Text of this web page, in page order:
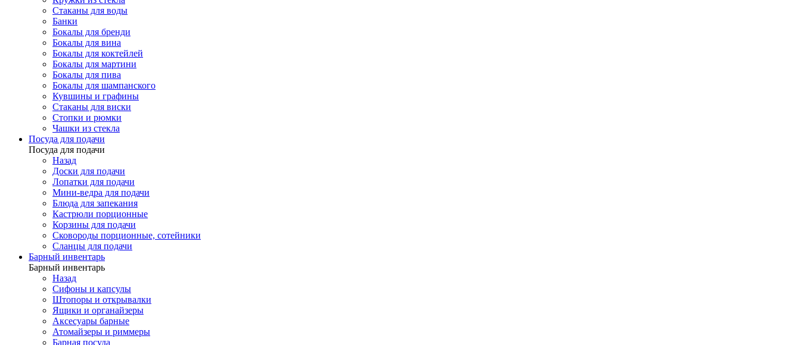
Стаканы для воды
Банки
Бокалы для бренди
Бокалы для вина
Бокалы для коктейлей
Бокалы для мартини
Бокалы для пива
Бокалы для шампанского
Кувшины и графины
Стаканы для виски
Стопки и рюмки
Чашки из стекла
Посуда для подачи
Посуда для подачи
Назад
Доски для подачи
Лопатки для подачи
Мини-ведра для подачи
Блюда для запекания
Кастрюли порционные
Корзины для подачи
Сковороды порционные, сотейники
Сланцы для подачи
Барный инвентарь
Барный инвентарь
Назад
Сифоны и капсулы
Штопоры и открывалки
Ящики и органайзеры
Аксесуары барные
Атомайзеры и риммеры
Барная посуда